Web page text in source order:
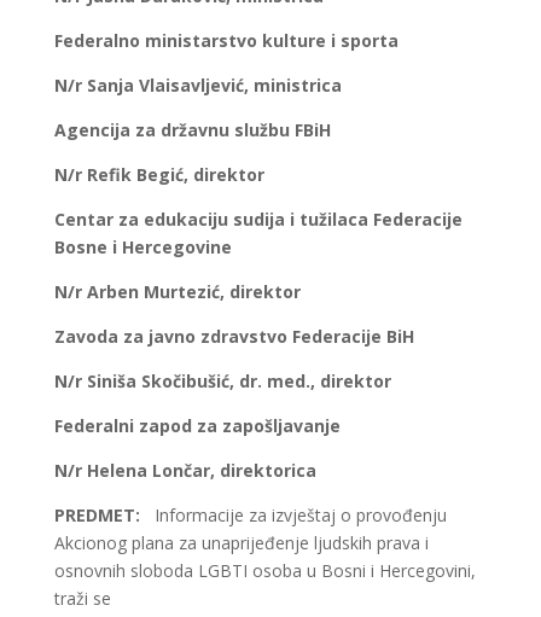
Federalno ministarstvo kulture i sporta
N/r Sanja Vlaisavljević, ministrica
Agencija za državnu službu FBiH
N/r Refik Begić, direktor
Centar za edukaciju sudija i tužilaca Federacije
Bosne i Hercegovine
N/r Arben Murtezić, direktor
Zavoda za javno zdravstvo Federacije BiH
N/r Siniša Skočibušić, dr. med., direktor
Federalni zapod za zapošljavanje
N/r Helena Lončar, direktorica
PREDMET: Informacije za izvještaj o provođenju
Akcionog plana za unaprijeđenje ljudskih prava i
osnovnih sloboda LGBTI osoba u Bosni i Hercegovini,
traži se